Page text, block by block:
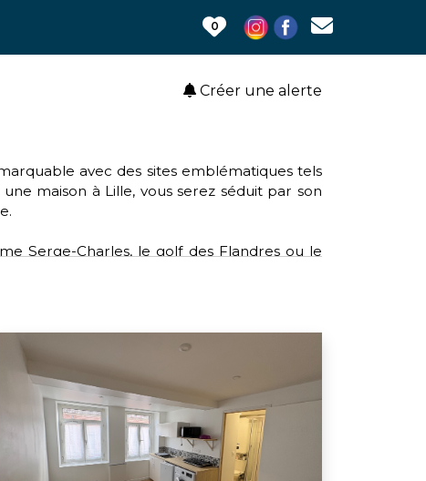
0
Créer une alerte
avec des sites emblématiques tels
maison à Lille, vous serez séduit par son
Serge-Charles, le golf des Flandres ou le
clubs tels que le rugby, le volley-ball et le
Lille soutient des causes telles que
sein et l'opération de broyage mobile pour
telles que la Braderie de Lille, la nuit des
dédiée aux aînés. Avec son riche réseau
Arts, le Grand Palais, le conservatoire